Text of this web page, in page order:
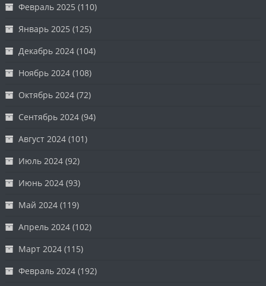
Февраль 2025 (110)
Январь 2025 (125)
Декабрь 2024 (104)
Ноябрь 2024 (108)
Октябрь 2024 (72)
Сентябрь 2024 (94)
Август 2024 (101)
Июль 2024 (92)
Июнь 2024 (93)
Май 2024 (119)
Апрель 2024 (102)
Март 2024 (115)
Февраль 2024 (192)